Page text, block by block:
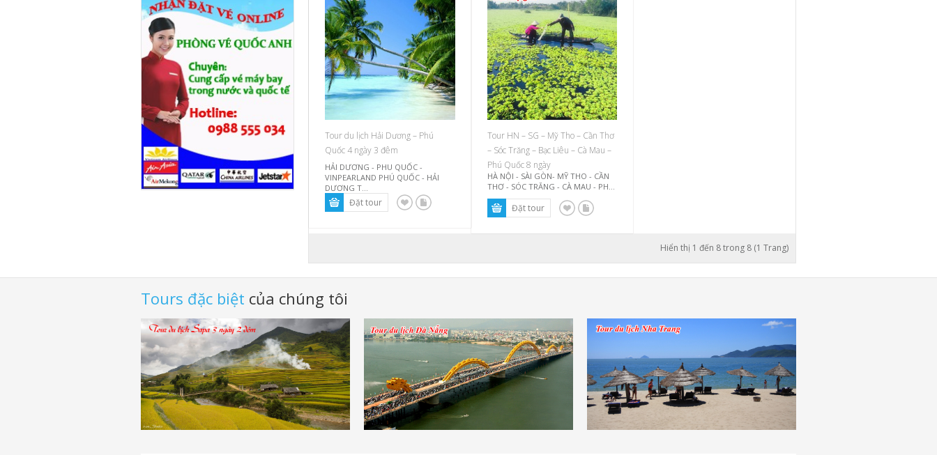
Tour du lịch Hải Dương – Phú
Quốc 4 ngày 3 đêm
HẢI DƯƠNG - PHU QUỐC -
VINPEARLAND PHÚ QUỐC - HẢI
DƯƠNG T...
Tour HN – SG – Mỹ Tho – Cần Thơ
– Sóc Trăng – Bạc Liêu – Cà Mau –
Phú Quốc 8 ngày
HÀ NỘI - SÀI GÒN- MỸ THO - CẦN
THƠ - SÓC TRĂNG - CÀ MAU - PH...
Hiển thị 1 đến 8 trong 8 (1 Trang)
Tours đặc biệt của chúng tôi